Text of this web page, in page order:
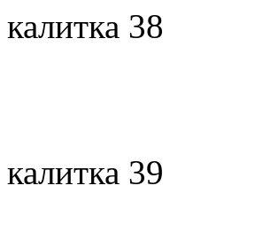
38
39